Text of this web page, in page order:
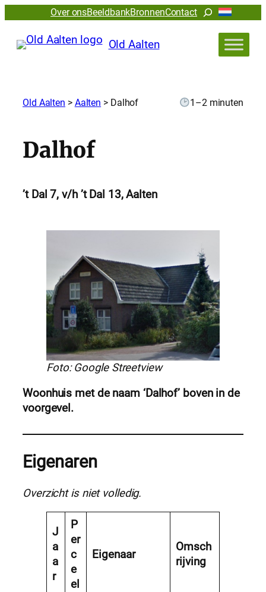
Over onsBeeldbankBronnenContactZoeken
Old Aalten
Old Aalten > Aalten > Dalhof 1–2 minuten
Dalhof
’t Dal 7, v/h ’t Dal 13, Aalten
Foto: Google Streetview
Woonhuis met de naam ‘Dalhof’ boven in de
voorgevel.
Eigenaren
Overzicht is niet volledig.
J
a
a
r
P
er
c
e
el
Eigenaar
Omsch
rijving